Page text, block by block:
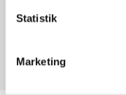
Statistik
Marketing
Fra